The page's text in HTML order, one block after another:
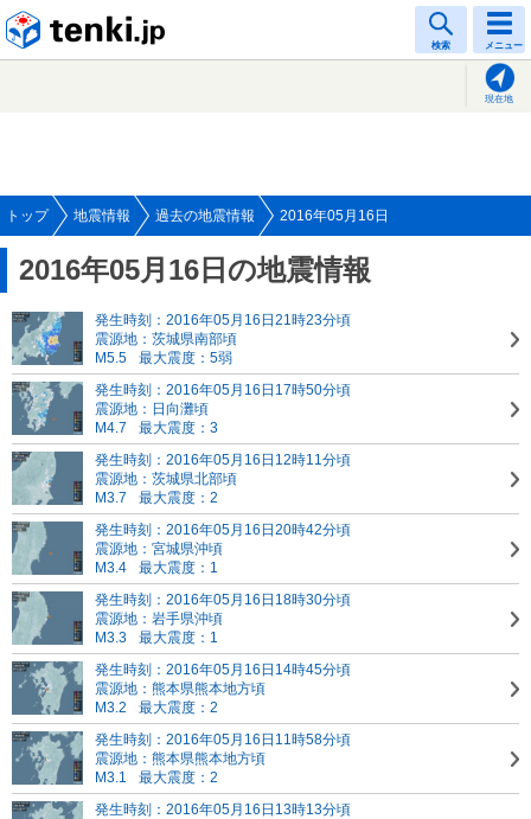
検索 メニュー
現在地
トップ 地震情報 過去の地震情報 2016年05月16日
2016年05月16日の地震情報
発生時刻：2016年05月16日21時23分頃
震源地：茨城県南部頃
M5.5
最大震度：5弱
発生時刻：2016年05月16日17時50分頃
震源地：日向灘頃
M4.7
最大震度：3
発生時刻：2016年05月16日12時11分頃
震源地：茨城県北部頃
M3.7
最大震度：2
発生時刻：2016年05月16日20時42分頃
震源地：宮城県沖頃
M3.4
最大震度：1
発生時刻：2016年05月16日18時30分頃
震源地：岩手県沖頃
M3.3
最大震度：1
発生時刻：2016年05月16日14時45分頃
震源地：熊本県熊本地方頃
M3.2
最大震度：2
発生時刻：2016年05月16日11時58分頃
震源地：熊本県熊本地方頃
M3.1
最大震度：2
発生時刻：2016年05月16日13時13分頃